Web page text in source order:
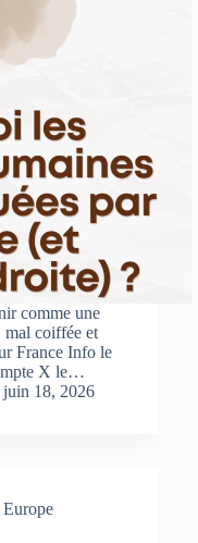
comme une
mal coiffée et
France Info le
X le…
juin 18, 2026
Europe